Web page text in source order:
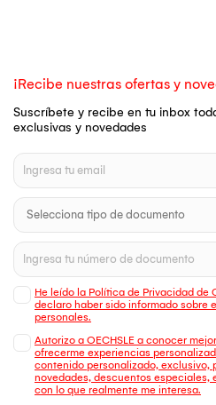
¡Recibe nuestras ofertas y
Suscríbete y recibe en tu inbox
exclusivas y novedades
He leído la Política de Privacidad de
declaro haber sido informado sobre
personales.
Autorizo a OECHSLE a conocer
ofrecerme experiencias
contenido personalizado, exclusivo,
novedades, descuentos especiales,
con lo que realmente me interesa.